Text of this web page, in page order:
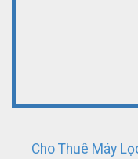
Cho Thuê Máy